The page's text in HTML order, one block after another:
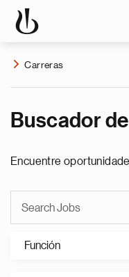
Carreras
Buscador
Encuentre
Función